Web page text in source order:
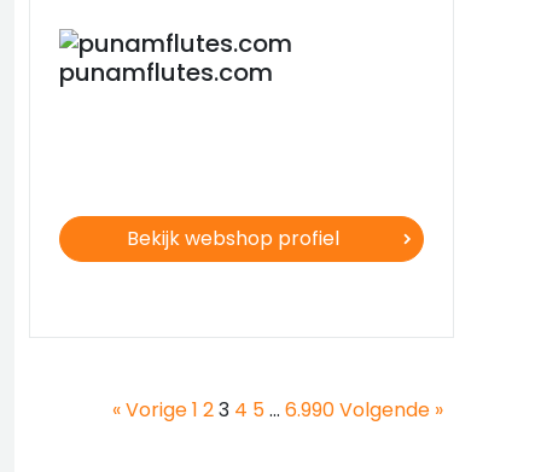
punamflutes.com
Bekijk webshop profiel
« Vorige1 23 4 5… 6.990Volgende »